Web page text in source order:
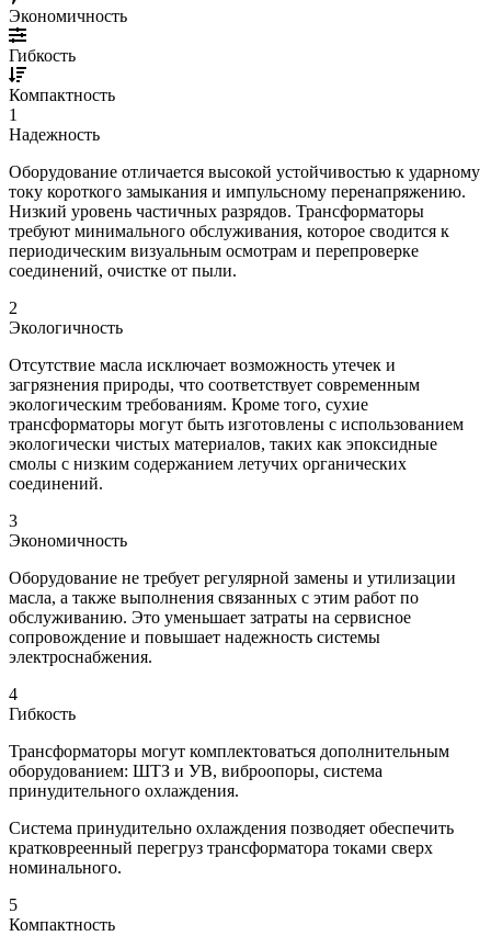
Экономичность
Гибкость
Компактность
1
Надежность
Оборудование отличается высокой устойчивостью к ударному
току короткого замыкания и импульсному перенапряжению.
Низкий уровень частичных разрядов. Трансформаторы
требуют минимального обслуживания, которое сводится к
периодическим визуальным осмотрам и перепроверке
соединений, очистке от пыли.
2
Экологичность
Отсутствие масла исключает возможность утечек и
загрязнения природы, что соответствует современным
экологическим требованиям. Кроме того, сухие
трансформаторы могут быть изготовлены с использованием
экологически чистых материалов, таких как эпоксидные
смолы с низким содержанием летучих органических
соединений.
3
Экономичность
Оборудование не требует регулярной замены и утилизации
масла, а также выполнения связанных с этим работ по
обслуживанию. Это уменьшает затраты на сервисное
сопровождение и повышает надежность системы
электроснабжения.
4
Гибкость
Трансформаторы могут комплектоваться дополнительным
оборудованием: ШТЗ и УВ, виброопоры, система
принудительного охлаждения.
Система принудительно охлаждения позводяет обеспечить
кратковреенный перегруз трансформатора токами сверх
номинального.
5
Компактность